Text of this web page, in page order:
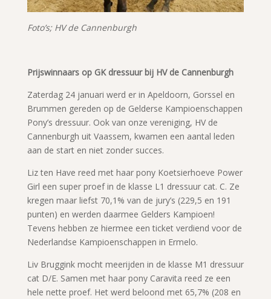
Foto’s; HV de Cannenburgh
Prijswinnaars op GK dressuur bij HV de Cannenburgh
Zaterdag 24 januari werd er in Apeldoorn, Gorssel en
Brummen gereden op de Gelderse Kampioenschappen
Pony’s dressuur. Ook van onze vereniging, HV de
Cannenburgh uit Vaassem, kwamen een aantal leden
aan de start en niet zonder succes.
Liz ten Have reed met haar pony Koetsierhoeve Power
Girl een super proef in de klasse L1 dressuur cat. C. Ze
kregen maar liefst 70,1% van de jury’s (229,5 en 191
punten) en werden daarmee Gelders Kampioen!
Tevens hebben ze hiermee een ticket verdiend voor de
Nederlandse Kampioenschappen in Ermelo.
Liv Bruggink mocht meerijden in de klasse M1 dressuur
cat D/E. Samen met haar pony Caravita reed ze een
hele nette proef. Het werd beloond met 65,7% (208 en